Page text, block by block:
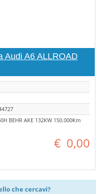
Audi A6 ALLROAD
BEHR AKE 132KW 150.000Km
€ 0,00
che cercavi?